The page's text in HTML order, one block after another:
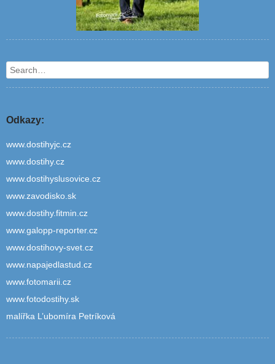
Search
Odkazy:
www.dostihyjc.cz
www.dostihy.cz
www.dostihyslusovice.cz
www.zavodisko.sk
www.dostihy.fitmin.cz
www.galopp-reporter.cz
www.dostihovy-svet.cz
www.napajedlastud.cz
www.fotomarii.cz
www.fotodostihy.sk
malířka L’ubomíra Petríková